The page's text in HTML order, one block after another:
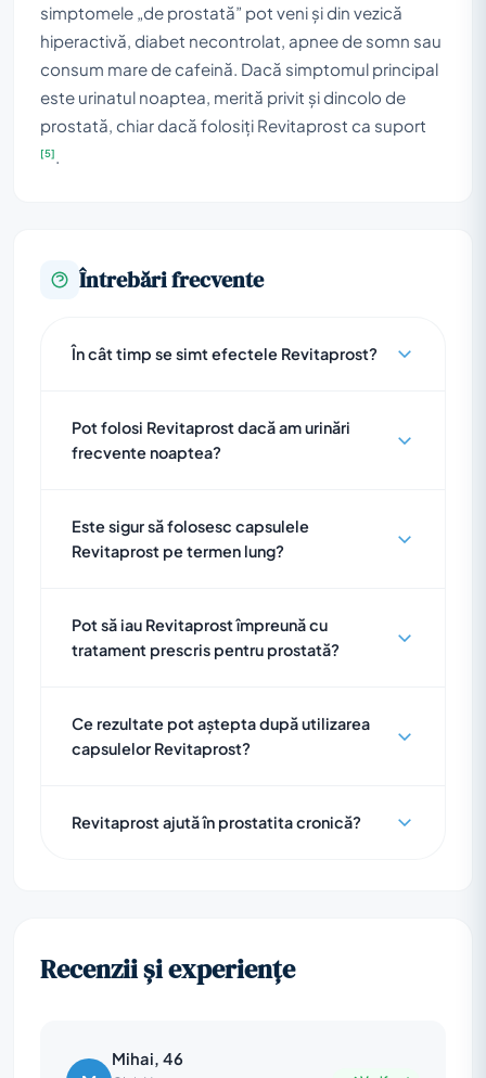
simptomele „de prostată” pot veni și din vezică
hiperactivă, diabet necontrolat, apnee de somn sau
consum mare de cafeină. Dacă simptomul principal
este urinatul noaptea, merită privit și dincolo de
prostată, chiar dacă folosiți Revitaprost ca suport
[5]
Întrebări frecvente
În cât timp se simt efectele Revitaprost?
Pot folosi Revitaprost dacă am urinări
frecvente noaptea?
Este sigur să folosesc capsulele
Revitaprost pe termen lung?
Pot să iau Revitaprost împreună cu
tratament prescris pentru prostată?
Ce rezultate pot aștepta după utilizarea
capsulelor Revitaprost?
Revitaprost ajută în prostatita cronică?
Recenzii și experiențe
Mihai, 46